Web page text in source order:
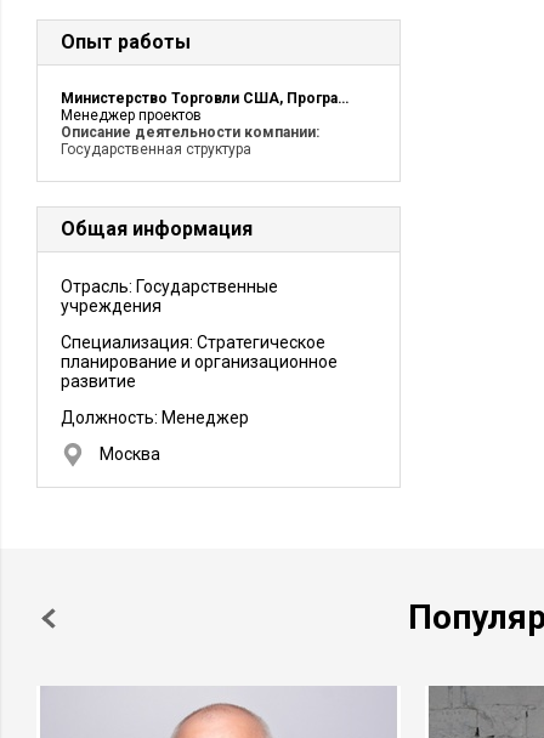
Опыт работы
Министерство Торговли США, Программа Развития Торгового Права
Менеджер проектов
Описание деятельности компании:
Государственная структура
Общая информация
Отрасль: Государственные
учреждения
Специализация: Стратегическое
планирование и организационное
развитие
Должность: Менеджер
Москва